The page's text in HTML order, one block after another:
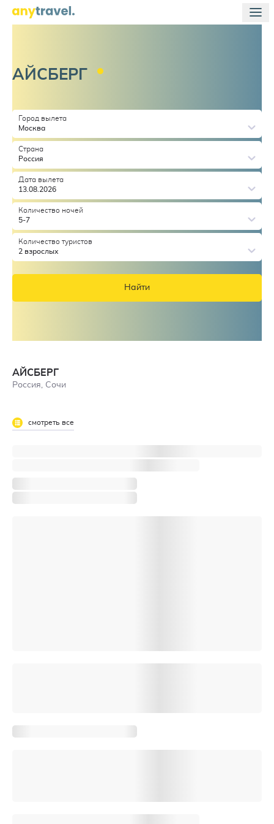
АЙСБЕРГ
Город вылета
Москва
Страна
Россия
Дата вылета
13.08.2026
Количество ночей
5-7
Количество туристов
2 взрослых
Найти
АЙСБЕРГ
Россия, Сочи
смотреть все